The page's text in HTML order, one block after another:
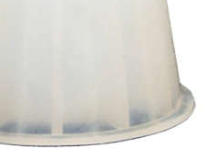
Blogs